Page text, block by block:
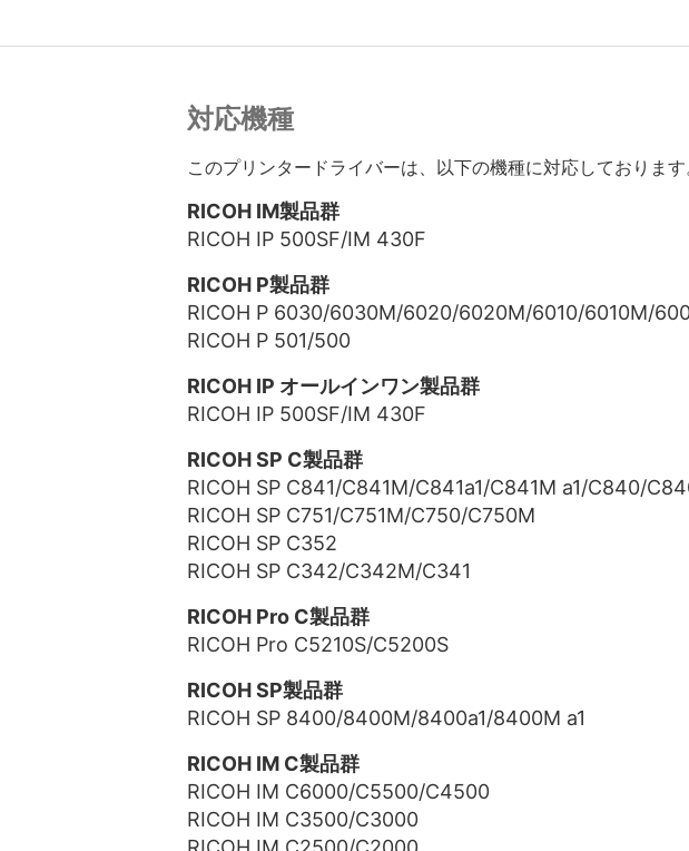
対応機種
このプリンタードライバーは、以下の機種に対応しております
RICOH IM製品群
RICOH IP 500SF/IM 430F
RICOH P製品群
RICOH P 6030/6030M/6020/6020M/6010/6010M/
RICOH P 501/500
RICOH IP オールインワン製品群
RICOH IP 500SF/IM 430F
RICOH SP C製品群
RICOH SP C841/C841M/C841a1/C841M a1/C840/
RICOH SP C751/C751M/C750/C750M
RICOH SP C352
RICOH SP C342/C342M/C341
RICOH Pro C製品群
RICOH Pro C5210S/C5200S
RICOH SP製品群
RICOH SP 8400/8400M/8400a1/8400M a1
RICOH IM C製品群
RICOH IM C6000/C5500/C4500
RICOH IM C3500/C3000